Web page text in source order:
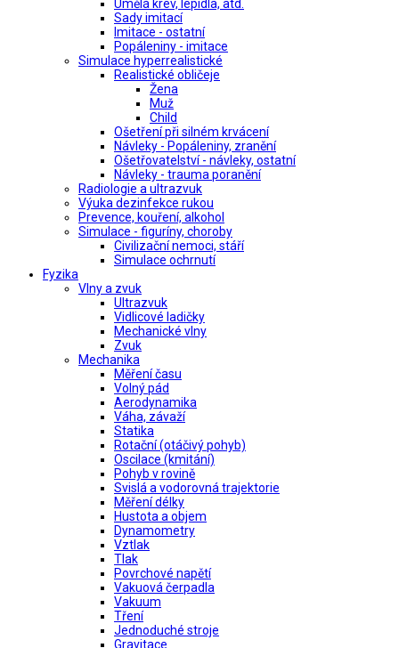
Umělá krev, lepidla, atd.
Sady imitací
Imitace - ostatní
Popáleniny - imitace
Simulace hyperrealistické
Realistické obličeje
Žena
Muž
Child
Ošetření při silném krvácení
Návleky - Popáleniny, zranění
Ošetřovatelství - návleky, ostatní
Návleky - trauma poranění
Radiologie a ultrazvuk
Výuka dezinfekce rukou
Prevence, kouření, alkohol
Simulace - figuríny, choroby
Civilizační nemoci, stáří
Simulace ochrnutí
Fyzika
Vlny a zvuk
Ultrazvuk
Vidlicové ladičky
Mechanické vlny
Zvuk
Mechanika
Měření času
Volný pád
Aerodynamika
Váha, závaží
Statika
Rotační (otáčivý pohyb)
Oscilace (kmitání)
Pohyb v rovině
Svislá a vodorovná trajektorie
Měření délky
Hustota a objem
Dynamometry
Vztlak
Tlak
Povrchové napětí
Vakuová čerpadla
Vakuum
Tření
Jednoduché stroje
Gravitace